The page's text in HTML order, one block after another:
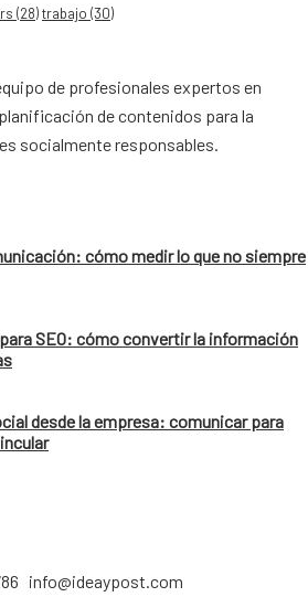
(28)trabajo (30)
de profesionales expertos en
de contenidos para la
socialmente responsables.
cómo medir lo que no siempre
SEO: cómo convertir la información
desde la empresa: comunicar para
info@ideaypost.com